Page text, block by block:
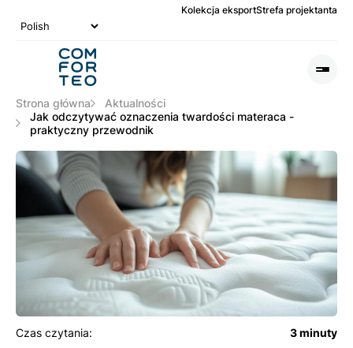
Kolekcja eksportStrefa projektanta
Strona główna
Aktualności
Jak odczytywać oznaczenia twardości materaca -
praktyczny przewodnik
Czas czytania: 3 minuty